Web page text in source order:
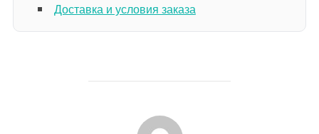
Доставка и условия заказа
АВТОР ЗАПИСИ